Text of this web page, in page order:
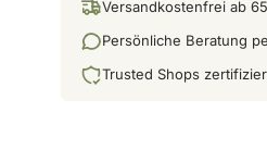
Versandkostenfrei ab
Persönliche Beratung
Trusted Shops